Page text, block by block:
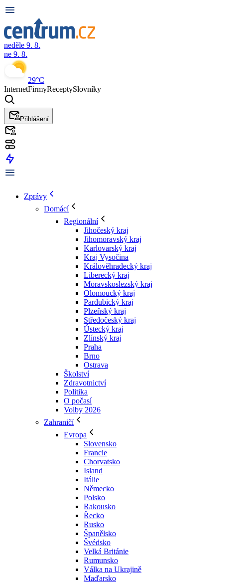
neděle 9. 8.
ne 9. 8.
29°C
InternetFirmyReceptySlovníky
Přihlášení
Zprávy
Domácí
Regionální
Jihočeský kraj
Jihomoravský kraj
Karlovarský kraj
Kraj Vysočina
Králověhradecký kraj
Liberecký kraj
Moravskoslezský kraj
Olomoucký kraj
Pardubický kraj
Plzeňský kraj
Středočeský kraj
Ústecký kraj
Zlínský kraj
Praha
Brno
Ostrava
Školství
Zdravotnictví
Politika
O počasí
Volby 2026
Zahraničí
Evropa
Slovensko
Francie
Chorvatsko
Island
Itálie
Německo
Polsko
Rakousko
Řecko
Rusko
Španělsko
Švédsko
Velká Británie
Rumunsko
Válka na Ukrajině
Maďarsko